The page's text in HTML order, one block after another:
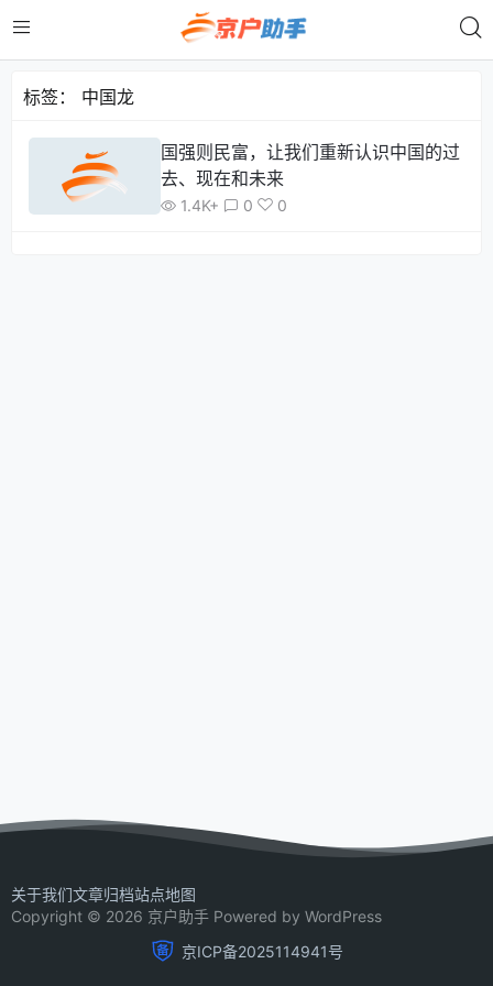
标签： 中国龙
国强则民富，让我们重新认识中国的过
去、现在和未来
1.4K+ 0 0
关于我们文章归档站点地图
Copyright © 2026 京户助手 Powered by WordPress
京ICP备2025114941号